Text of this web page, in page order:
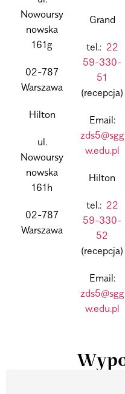
Nowoursy
nowska
161g
02-787
Warszawa
Hilton
ul.
Nowoursy
nowska
161h
02-787
Warszawa
Grand
tel.: 22
59-330-
51
(recepcja)
Email:
zds5@sgg
w.edu.pl
Hilton
tel.: 22
59-330-
52
(recepcja)
Email:
zds5@sgg
w.edu.pl